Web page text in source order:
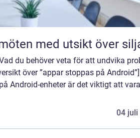
tällberg möten med utsikt över
du behöver veta för att undvika
över ”appar stoppas på
Android-enheter är det viktigt att vara
04 juli